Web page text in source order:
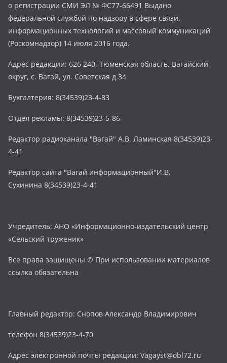
о регистрации СМИ ЭЛ № ФС77-66491 Выдано
федеральной службой по надзору в сфере связи,
информационных технологий и массовый коммуникаций
(Роскомнадзор) 14 июля 2016 года.
Адрес редакции: 626 240, Тюменская область, Вагайский
округ, с. Вагай, ул. Советская д.34
Бухгалтерия: 8(34539)23-4-83
Отдел рекламы: 8(34539)23-5-86
Редактор радиоканала "Вагай" А.В. Ламинская 8(34539)23-
4-41
Редактор сайта "Вагай информационный"И.В.
Сухинина 8(34539)23-4-41
Учредитель: АНО «Информационно-издательский центр
«Сельский труженик»
Все права защищены © При использовании материалов
ссылка обязательна
Главный редактор: Снопов Александр Владимирович
телефон 8(34539)23-4-70
Адрес электронной почты редакции: Vagayst@obl72.ru